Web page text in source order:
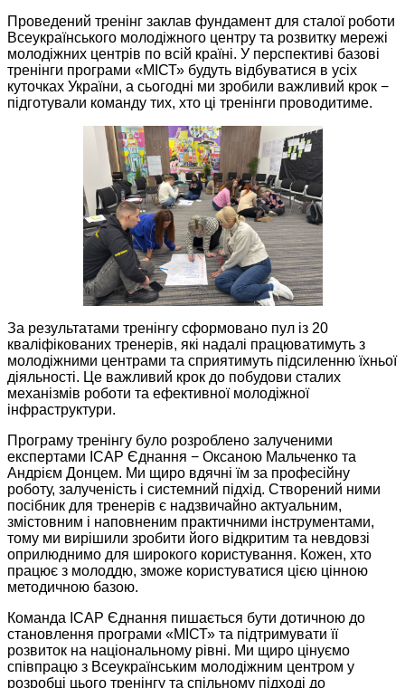
Проведений тренінг заклав фундамент для сталої роботи
Всеукраїнського молодіжного центру та розвитку мережі
молодіжних центрів по всій країні. У перспективі базові
тренінги програми «МІСТ» будуть відбуватися в усіх
куточках України, а сьогодні ми зробили важливий крок −
підготували команду тих, хто ці тренінги проводитиме.
За результатами тренінгу сформовано пул із 20
кваліфікованих тренерів, які надалі працюватимуть з
молодіжними центрами та сприятимуть підсиленню їхньої
діяльності. Це важливий крок до побудови сталих
механізмів роботи та ефективної молодіжної
інфраструктури.
Програму тренінгу було розроблено залученими
експертами ІСАР Єднання − Оксаною Мальченко та
Андрієм Донцем. Ми щиро вдячні їм за професійну
роботу, залученість і системний підхід. Створений ними
посібник для тренерів є надзвичайно актуальним,
змістовним і наповненим практичними інструментами,
тому ми вирішили зробити його відкритим та невдовзі
оприлюднимо для широкого користування. Кожен, хто
працює з молоддю, зможе користуватися цією цінною
методичною базою.
Команда ІСАР Єднання пишається бути дотичною до
становлення програми «МІСТ» та підтримувати її
розвиток на національному рівні. Ми щиро цінуємо
співпрацю з Всеукраїнським молодіжним центром у
розробці цього тренінгу та спільному підході до